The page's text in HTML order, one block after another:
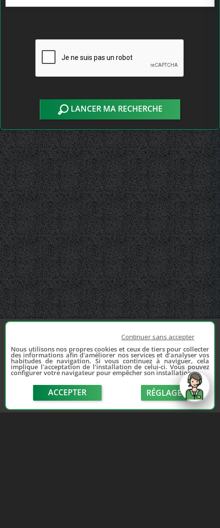
LANCER MA RECHERCHE
Continuer sans accepter
Nous utilisons nos propres cookies et ceux de tiers pour collecter
des informations afin d'améliorer nos services et d'analyser vos
habitudes de navigation. Si vous continuez à naviguer, cela
implique l'acceptation de l'installation de celui-ci. Vous pouvez
configurer votre navigateur pour empêcher son installation.
ACCEPTER RÉGLAGE